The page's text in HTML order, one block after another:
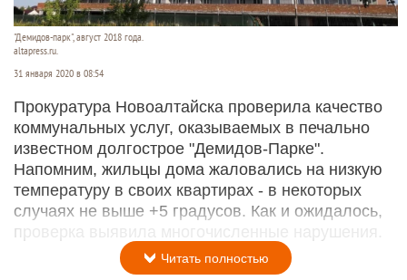
"Демидов-парк", август 2018 года.
altapress.ru.
31 января 2020 в 08:54
Прокуратура Новоалтайска проверила качество
коммунальных услуг, оказываемых в печально
известном долгострое "Демидов-Парке".
Напомним, жильцы дома жаловались на низкую
температуру в своих квартирах - в некоторых
случаях не выше +5 градусов. Как и ожидалось,
проверка выявила многочисленные нарушения.
Читать полностью